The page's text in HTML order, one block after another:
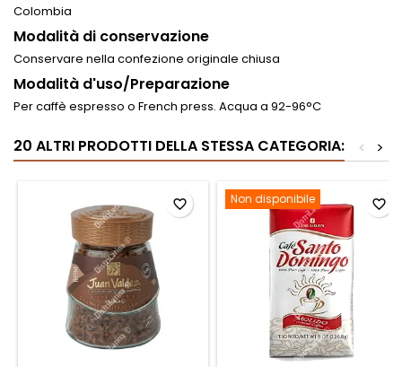
Colombia
Modalità di conservazione
Conservare nella confezione originale chiusa
Modalità d'uso/Preparazione
Per caffè espresso o French press. Acqua a 92-96°C
20 ALTRI PRODOTTI DELLA STESSA CATEGORIA: >
<
favorite_border Non disponibile favorite_border